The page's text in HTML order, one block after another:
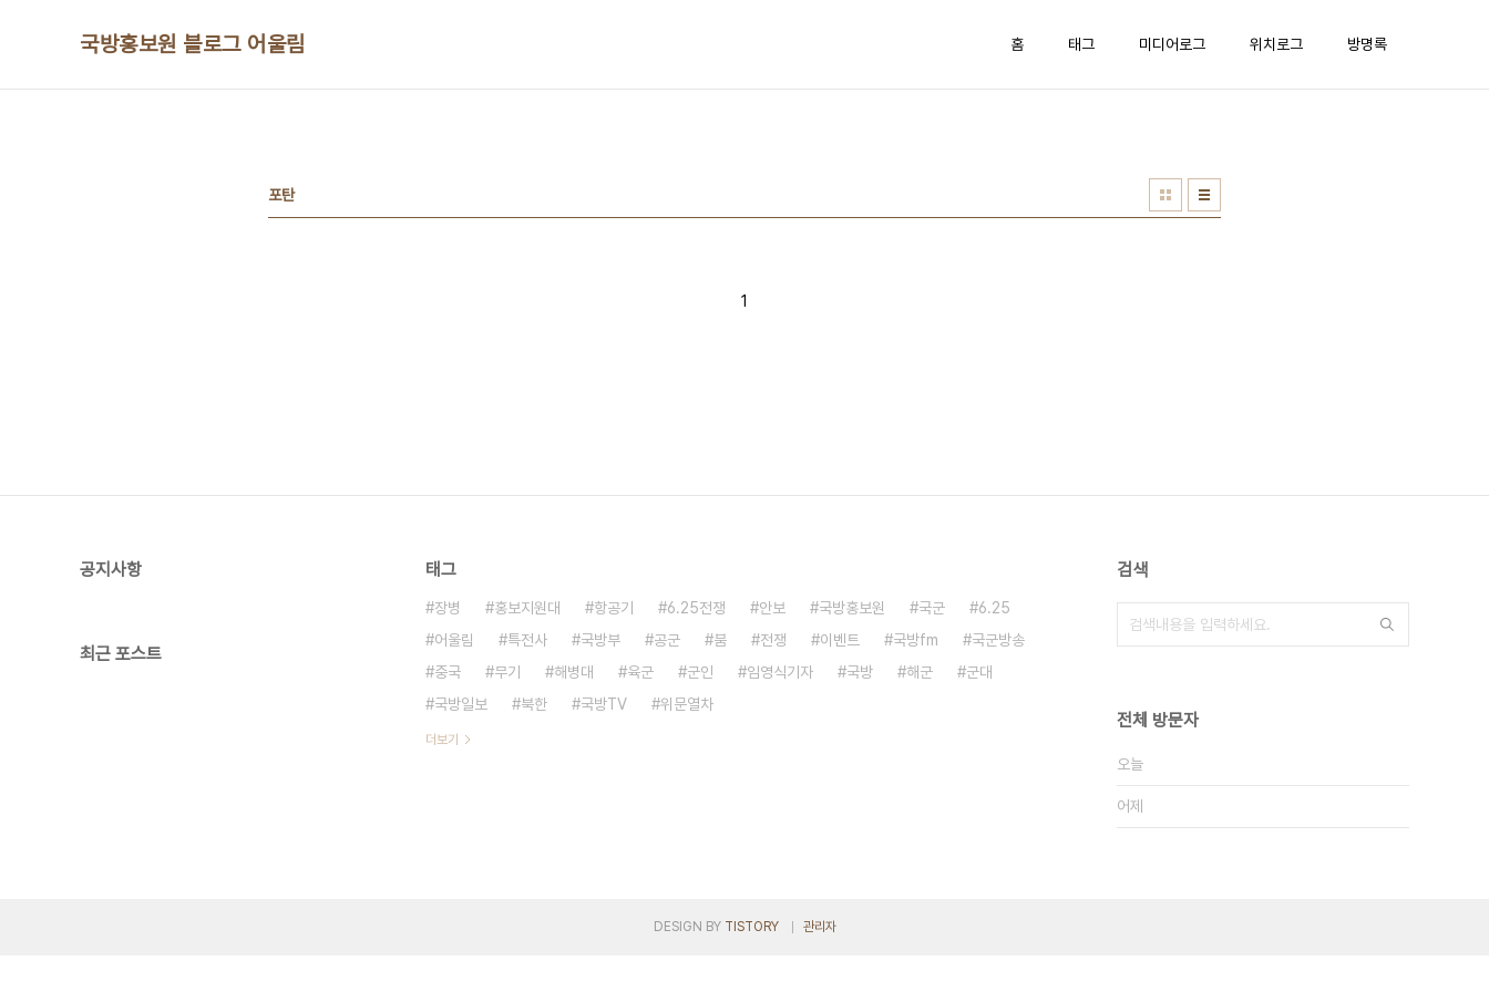
국방홍보원 블로그 어울림 홈 태그 미디어로그 위치로그 방명록
포탄
1
공지사항
최근 포스트
태그
장병 홍보지원대 항공기 6.25전쟁 안보 국방홍보원 국군
6.25
어울림
특전사 국방부 공군 붐 전쟁 이벤트 국방fm
국군방송
중국
무기 해병대 육군 군인 임영식기자 국방 해군
군대
국방일보
북한 국방TV 위문열차
더보기
검색
전체 방문자
오늘
어제
DESIGN BY TISTORY 관리자